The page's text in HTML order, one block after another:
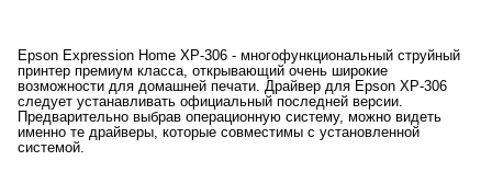
Epson Expression Home XP-306 - многофункциональный струйный
принтер премиум класса, открывающий очень широкие
возможности для домашней печати. Драйвер для Epson XP-306
следует устанавливать официальный последней версии.
Предварительно выбрав операционную систему, можно видеть
именно те драйверы, которые совместимы с установленной
системой.